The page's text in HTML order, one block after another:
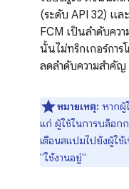
(ระดับ API 32) แล
FCM เป็นลำดับคว
นั้นไม่ทริกเกอร์การ
ลดลำดับความสำคัญ
หมายเหตุ: หากผู้
แก่ ผู้ใช้ในการบล็อก
เตือนสแปมไปยังผู้ใ
"ใช้งานอยู่"